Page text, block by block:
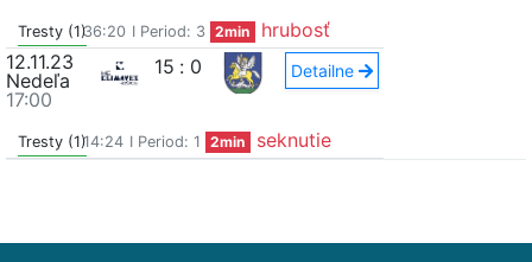
Tresty (1)36:20 I Period: 3 2min
hrubosť
12.11.23
Nedeľa
17:00
15 : 0 Detailne
Tresty (1)14:24 I Period: 1 2min seknutie